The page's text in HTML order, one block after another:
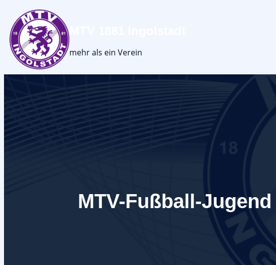
MTV 1881 Ingolstadt
mehr als ein Verein
MTV-Fußball-